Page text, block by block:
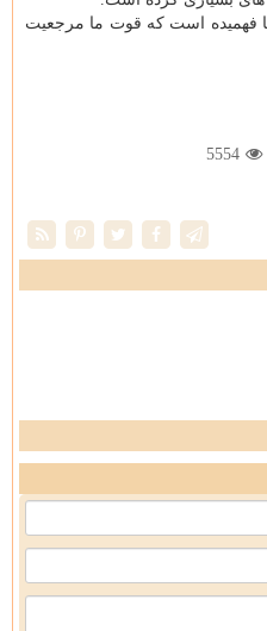
فهمیده است كه قوت ما مرجعیت
5554